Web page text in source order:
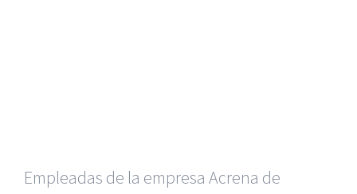
Empleadas de la empresa Acrena de